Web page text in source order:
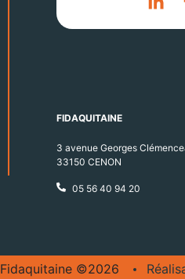
FIDAQUITAINE
3 avenue Georges
33150 CENON
05 56 40 94 20
Fidaquitaine ©2026